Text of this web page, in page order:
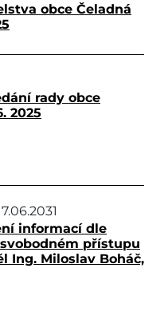
obce Čeladná
rady obce
2025
informací dle
svobodném přístupu
Ing. Miloslav Boháč,